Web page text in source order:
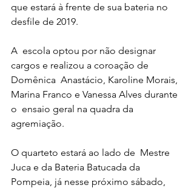
que estará à frente de sua bateria no
desfile de 2019.
A  escola optou por não designar
cargos e realizou a coroação de
Domênica  Anastácio, Karoline Morais,
Marina Franco e Vanessa Alves durante
o  ensaio geral na quadra da
agremiação.
O quarteto estará ao lado de  Mestre
Juca e da Bateria Batucada da
Pompeia, já nesse próximo sábado,